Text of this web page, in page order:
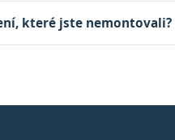
které jste nemontovali?